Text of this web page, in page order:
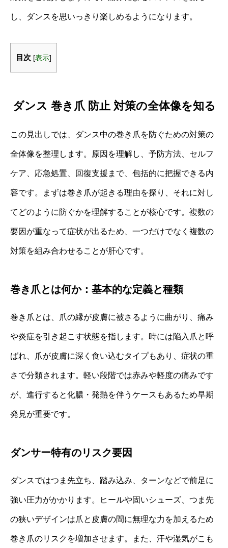
し、ダンスを思いっきり楽しめるようになります。
目次 [表示]
ダンス 巻き爪 防止 対策の全体像を知る
この見出しでは、ダンス中の巻き爪を防ぐための対策の
全体像を整理します。原因を理解し、予防方法、セルフ
ケア、応急処置、回復支援まで、包括的に把握できる内
容です。まずは巻き爪が起きる理由を探り、それに対し
てどのように防ぐかを理解することが核心です。複数の
要因が重なって症状が出るため、一つだけでなく複数の
対策を組み合わせることが肝心です。
巻き爪とは何か：基本的な定義と種類
巻き爪とは、爪の縁が皮膚に被さるように曲がり、痛み
や炎症を引き起こす状態を指します。時には陥入爪と呼
ばれ、爪が皮膚に深く食い込むタイプもあり、症状の重
さで分類されます。軽い段階では赤みや軽度の痛みです
が、進行すると化膿・発熱を伴うケースもあるため早期
発見が重要です。
ダンサー特有のリスク要因
ダンスではつま先立ち、踏み込み、ターンなどで前足に
強い圧力がかかります。ヒールや固いシューズ、つま先
の狭いデザインは爪と皮膚の間に無理な力を加えるため
巻き爪のリスクを増加させます。また、汗や湿気がこも